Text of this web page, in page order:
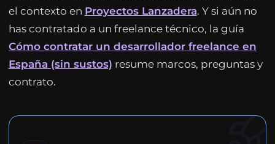
el contexto en Proyectos Lanzadera. Y si aún no
has contratado a un freelance técnico, la guía
Cómo contratar un desarrollador freelance en
España (sin sustos) resume marcos, preguntas y
contrato.